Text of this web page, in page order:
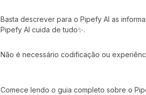
Basta descrever para o Pipefy AI as
Pipefy AI cuida de tudo✨.
Não é necessário codificação ou
Comece lendo o guia completo sobre o